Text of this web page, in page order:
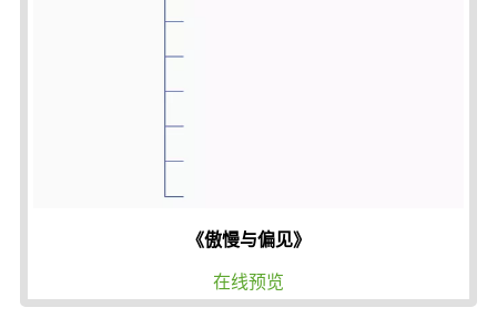
《傲慢与偏见》
在线预览